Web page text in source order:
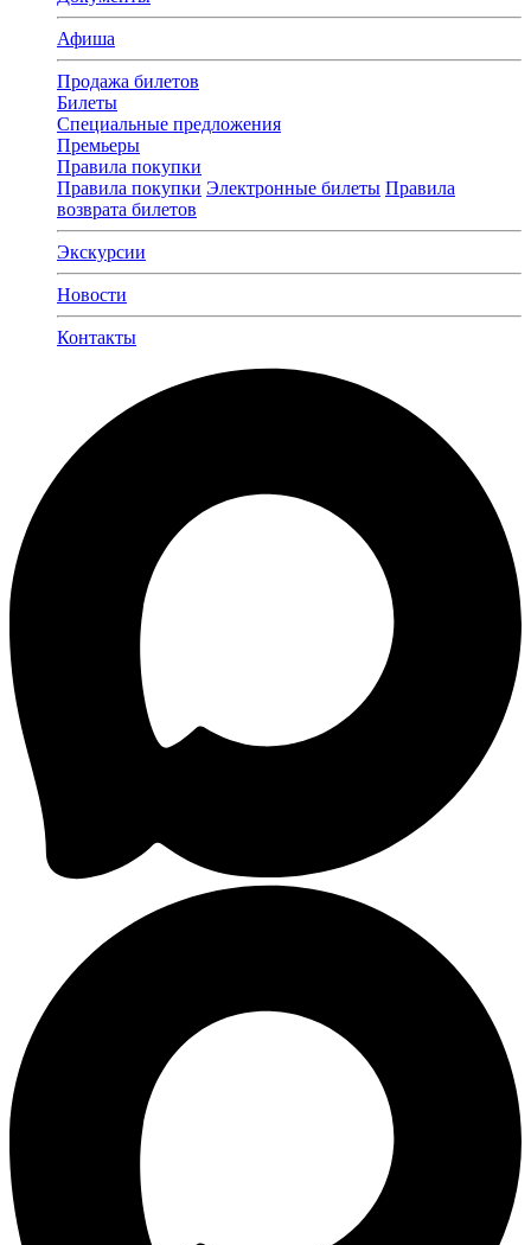
Афиша
Продажа билетов
Билеты
Специальные предложения
Премьеры
Правила покупки
Правила покупки Электронные билеты Правила
возврата билетов
Экскурсии
Новости
Контакты